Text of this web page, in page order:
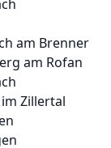
am Brenner
am Rofan
Zillertal